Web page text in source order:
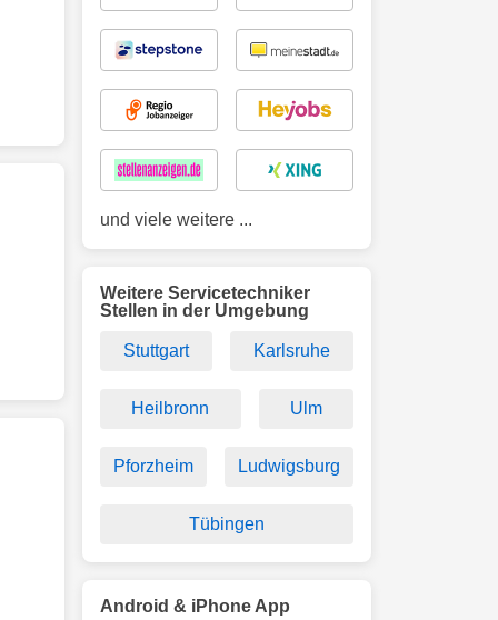
und viele weitere ...
Weitere Servicetechniker
Stellen in der Umgebung
Stuttgart Karlsruhe
Heilbronn Ulm
Pforzheim Ludwigsburg
Tübingen
Android & iPhone App